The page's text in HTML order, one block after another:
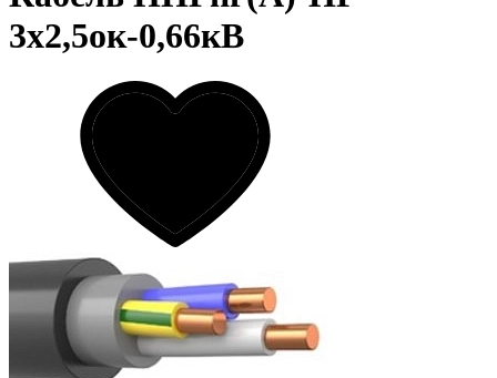
3х2,5ок-0,66кВ